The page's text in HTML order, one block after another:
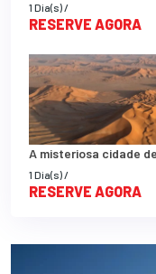
1 Dia(s) /
RESERVE AGORA
A misteriosa cidade
1 Dia(s) /
RESERVE AGORA